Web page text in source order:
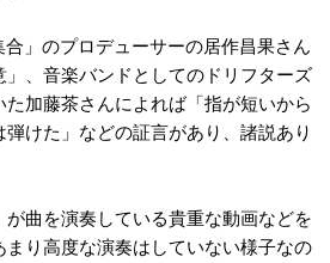
」のプロデューサーの居作昌果さん
、音楽バンドとしてのドリフターズ
加藤茶さんによれば「指が短いから
けた」などの証言があり、諸説あり
曲を演奏している貴重な動画などを
まり高度な演奏はしていない様子なの